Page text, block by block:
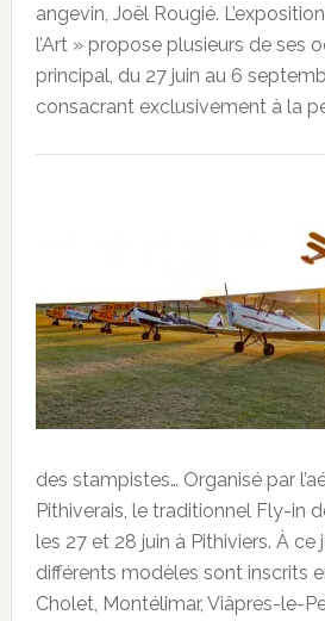
angevin, Joël Rougié.
l’Art » propose plusieurs de ses
principal, du 27 juin au 6
consacrant exclusivement à la
des stampistes… Organisé par
Pithiverais, le traditionnel Fly-in
les 27 et 28 juin à Pithiviers. À ce
différents modèles sont inscrits
Cholet, Montélimar, Viâpres-le-